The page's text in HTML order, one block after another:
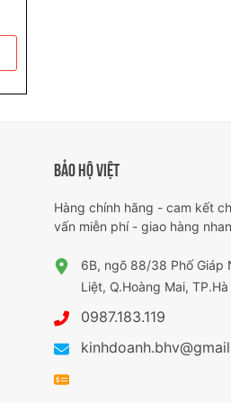
BẢO HỘ VIỆT
Hàng chính hãng - cam kết
vấn miễn phí - giao hàng
6B, ngõ 88/38 Phố Giáp
Liệt, Q.Hoàng Mai,
0987.183.119